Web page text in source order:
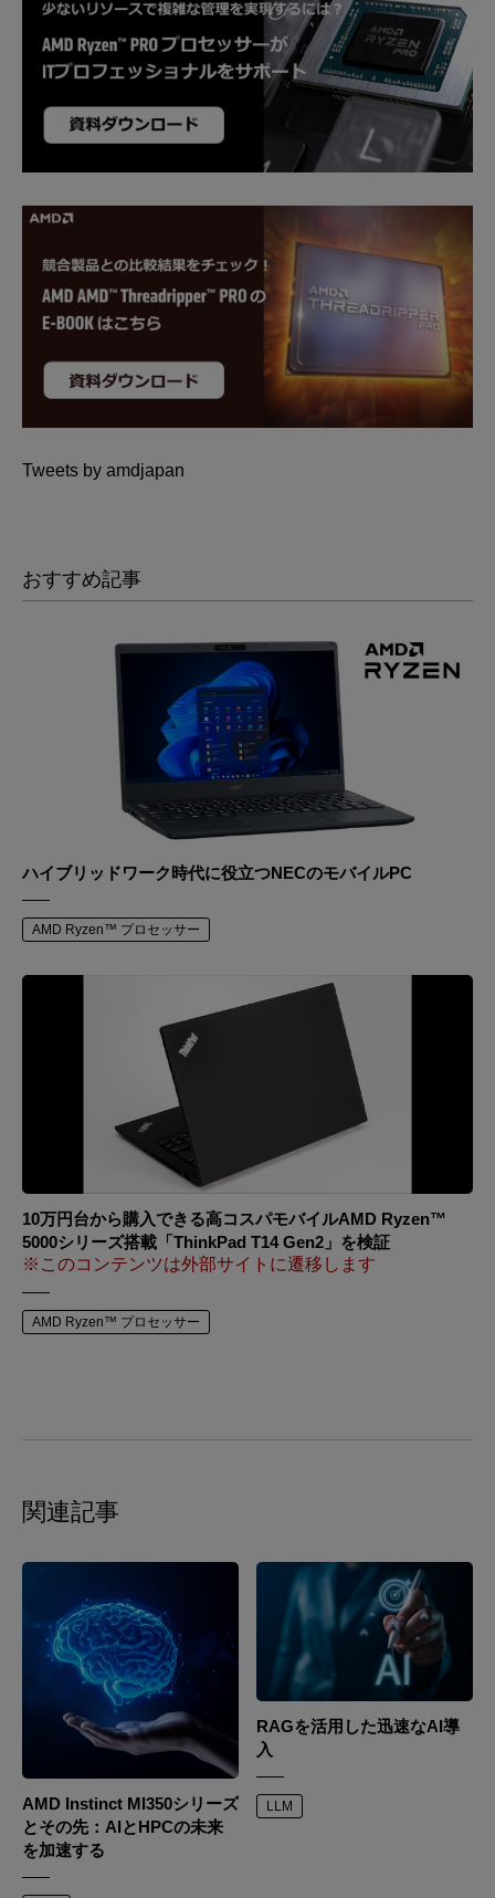
Tweets by amdjapan
おすすめ記事
ハイブリッドワーク時代に役立つNECのモバイルPC
AMD Ryzen™ プロセッサー
10万円台から購入できる高コスパモバイルAMD Ryzen™
5000シリーズ搭載「ThinkPad T14 Gen2」を検証
※このコンテンツは外部サイトに遷移します
AMD Ryzen™ プロセッサー
関連記事
AMD Instinct MI350シリーズ
とその先：AIとHPCの未来
を加速する
RAGを活用した迅速なAI導
入
LLM